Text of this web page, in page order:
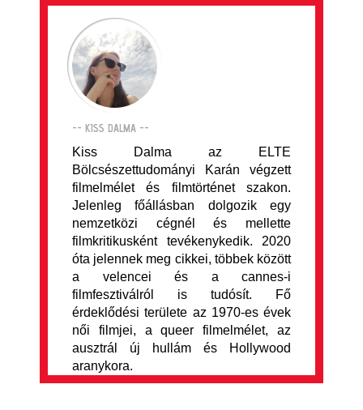
-- KISS DALMA --
Kiss Dalma az ELTE
Bölcsészettudományi Karán végzett
filmelmélet és filmtörténet szakon.
Jelenleg főállásban dolgozik egy
nemzetközi cégnél és mellette
filmkritikusként tevékenykedik. 2020
óta jelennek meg cikkei, többek között
a velencei és a cannes-i
filmfesztiválról is tudósít. Fő
érdeklődési területe az 1970-es évek
női filmjei, a queer filmelmélet, az
ausztrál új hullám és Hollywood
aranykora.